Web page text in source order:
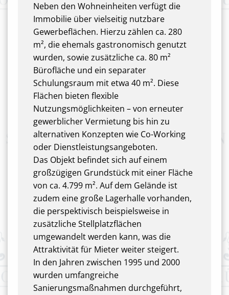
Neben den Wohneinheiten verfügt die
Immobilie über vielseitig nutzbare
Gewerbeflächen. Hierzu zählen ca. 280
m², die ehemals gastronomisch genutzt
wurden, sowie zusätzliche ca. 80 m²
Bürofläche und ein separater
Schulungsraum mit etwa 40 m². Diese
Flächen bieten flexible
Nutzungsmöglichkeiten – von erneuter
gewerblicher Vermietung bis hin zu
alternativen Konzepten wie Co-Working
oder Dienstleistungsangeboten.
Das Objekt befindet sich auf einem
großzügigen Grundstück mit einer Fläche
von ca. 4.799 m². Auf dem Gelände ist
zudem eine große Lagerhalle vorhanden,
die perspektivisch beispielsweise in
zusätzliche Stellplatzflächen
umgewandelt werden kann, was die
Attraktivität für Mieter weiter steigert.
In den Jahren zwischen 1995 und 2000
wurden umfangreiche
Sanierungsmaßnahmen durchgeführt,